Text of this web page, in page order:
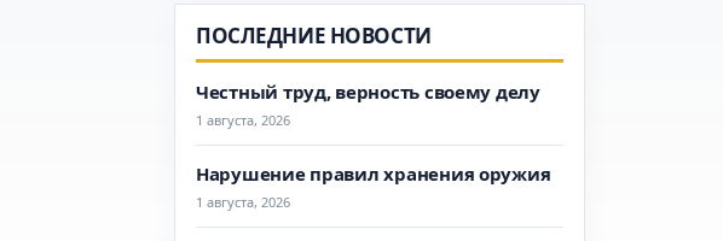
ПОСЛЕДНИЕ НОВОСТИ
Честный труд, верность своему делу
1 августа, 2026
Нарушение правил хранения оружия
1 августа, 2026